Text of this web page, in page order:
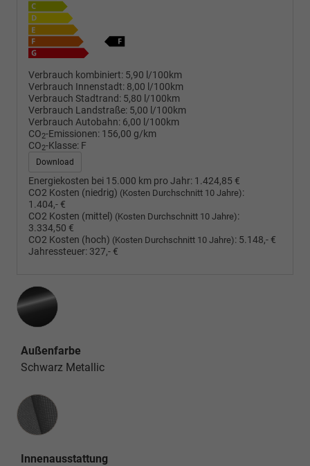
Verbrauch kombiniert: 5,90 l/100km
Verbrauch Innenstadt: 8,00 l/100km
Verbrauch Stadtrand: 5,80 l/100km
Verbrauch Landstraße: 5,00 l/100km
Verbrauch Autobahn: 6,00 l/100km
CO2-Emissionen: 156,00 g/km
CO2-Klasse: F
Download
Energiekosten bei 15.000 km pro Jahr: 1.424,85 €
CO2 Kosten (niedrig) (Kosten Durchschnitt 10 Jahre):
1.404,- €
CO2 Kosten (mittel) (Kosten Durchschnitt 10 Jahre):
3.334,50 €
CO2 Kosten (hoch) (Kosten Durchschnitt 10 Jahre): 5.148,- €
Jahressteuer: 327,- €
Außenfarbe
Schwarz Metallic
Innenausstattung
Innenausstattung